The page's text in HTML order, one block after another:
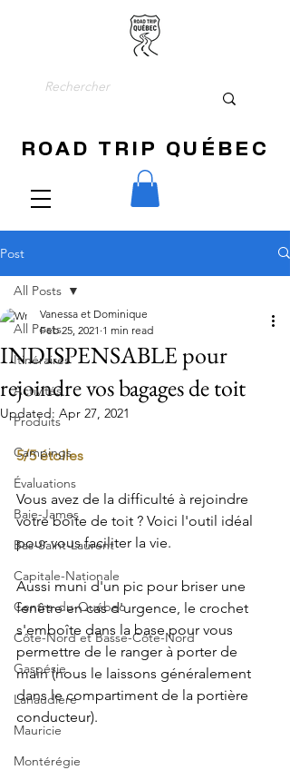
ROAD TRIP QUÉBEC
Post
All Posts
Itinéraires
Activités
Produits
Campings
Évaluations
Baie-James
Bas-Saint-Laurent
Capitale-Nationale
Centre-du-Québec
Côte-Nord et Basse-Côte-Nord
Gaspésie
Lanaudière
Mauricie
Montérégie
All Posts
INDISPENSABLE pour
rejoindre vos bagages de toit
Vanessa et Dominique
Feb 25, 2021 1 min read
Updated: Apr 27, 2021
5/5 étoiles
Vous avez de la difficulté à rejoindre
votre boîte de toit ? Voici l'outil idéal
pour vous faciliter la vie.
Aussi muni d'un pic pour briser une
fenêtre en cas d'urgence, le crochet
s'emboîte dans la base pour vous
permettre de le ranger à porter de
main (nous le laissons généralement
dans le compartiment de la portière
conducteur).